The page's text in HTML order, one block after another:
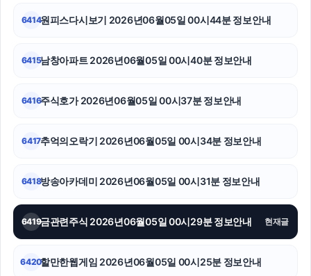
6414원피스다시보기 2026년06월05일 00시44분 정보안내
6415남창아파트 2026년06월05일 00시40분 정보안내
6416주식호가 2026년06월05일 00시37분 정보안내
6417추억의오락기 2026년06월05일 00시34분 정보안내
6418방송아카데미 2026년06월05일 00시31분 정보안내
6419금관련주식 2026년06월05일 00시29분 정보안내 현재글
6420할만한웹게임 2026년06월05일 00시25분 정보안내